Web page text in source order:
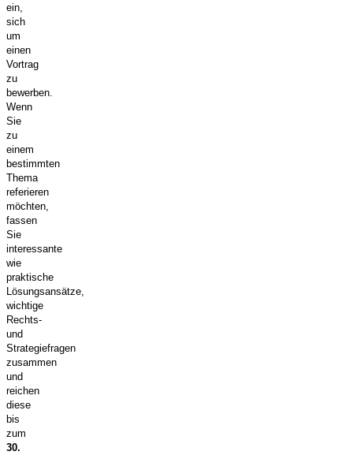
ein,
sich
um
einen
Vortrag
zu
bewerben.
Wenn
Sie
zu
einem
bestimmten
Thema
referieren
möchten,
fassen
Sie
interessante
wie
praktische
Lösungsansätze,
wichtige
Rechts-
und
Strategiefragen
zusammen
und
reichen
diese
bis
zum
30.